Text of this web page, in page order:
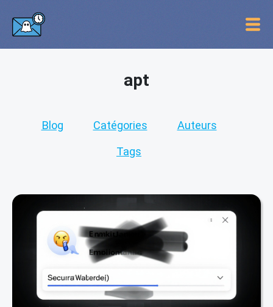
apt
Blog Catégories Auteurs
Tags